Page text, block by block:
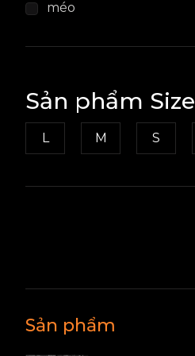
méo
Sản phẩm Size
L M S
Sản phẩm